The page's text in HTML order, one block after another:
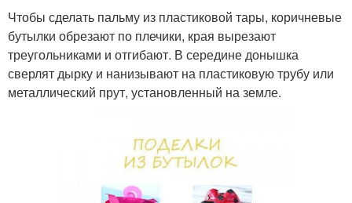
Чтобы сделать пальму из пластиковой тары, коричневые
бутылки обрезают по плечики, края вырезают
треугольниками и отгибают. В середине донышка
сверлят дырку и нанизывают на пластиковую трубу или
металлический прут, установленный на земле.